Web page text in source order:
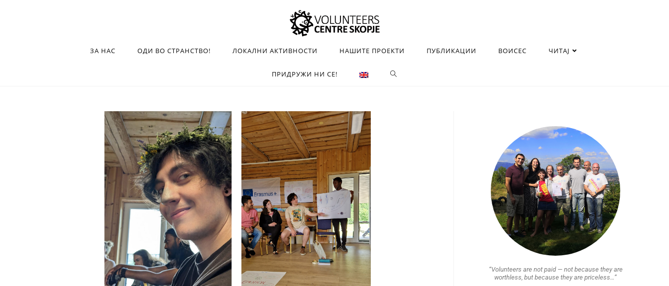
ЗА НАС ОДИ ВО СТРАНСТВО! ЛОКАЛНИ АКТИВНОСТИ НАШИТЕ ПРОЕКТИ ПУБЛИКАЦИИ ВОИСЕС ЧИТАЈ
ПРИДРУЖИ НИ СЕ!
“Volunteers are not paid — not because they are
worthless, but because they are priceless…”